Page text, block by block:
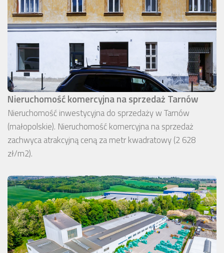
Nieruchomość komercyjna na sprzedaż Tarnów
Nieruchomość inwestycyjna do sprzedaży w Tarnów
(małopolskie). Nieruchomość komercyjna na sprzedaż
zachwyca atrakcyjną ceną za metr kwadratowy (2 628
zł/m2).